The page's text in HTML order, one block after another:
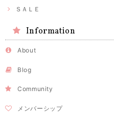
ＳＡＬＥ
Information
About
Blog
Community
メンバーシップ